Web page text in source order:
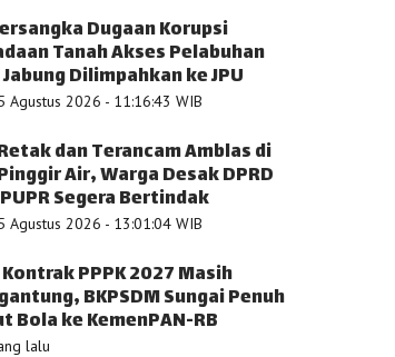
Dugaan Korupsi
Tanah Akses Pelabuhan
Dilimpahkan ke JPU
Agustus 2026 - 11:16:43 WIB
dan Terancam Amblas di
Air, Warga Desak DPRD
Segera Bertindak
Agustus 2026 - 13:01:04 WIB
PPPK 2027 Masih
BKPSDM Sungai Penuh
Bola ke KemenPAN-RB
lalu